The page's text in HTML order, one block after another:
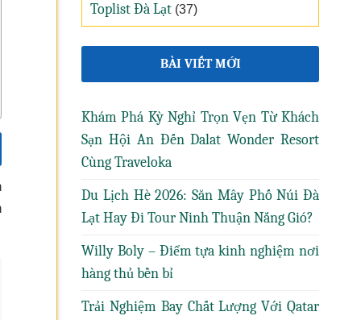
Toplist Đà Lạt (37)
BÀI VIẾT MỚI
Khám Phá Kỳ Nghỉ Trọn Vẹn Từ Khách
Sạn Hội An Đến Dalat Wonder Resort
Cùng Traveloka
Du Lịch Hè 2026: Săn Mây Phố Núi Đà
Lạt Hay Đi Tour Ninh Thuận Nắng Gió?
Willy Boly – Điểm tựa kinh nghiệm nơi
hàng thủ bền bỉ
Trải Nghiệm Bay Chất Lượng Với Qatar